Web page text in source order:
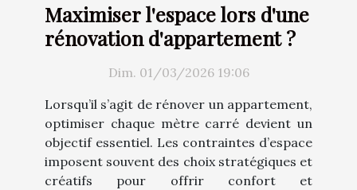
Maximiser l'espace lors d'une
rénovation d'appartement ?
Dim. 01/03/2026 19:06
Lorsqu’il s’agit de rénover un appartement,
optimiser chaque mètre carré devient un
objectif essentiel. Les contraintes d’espace
imposent souvent des choix stratégiques et
créatifs pour offrir confort et